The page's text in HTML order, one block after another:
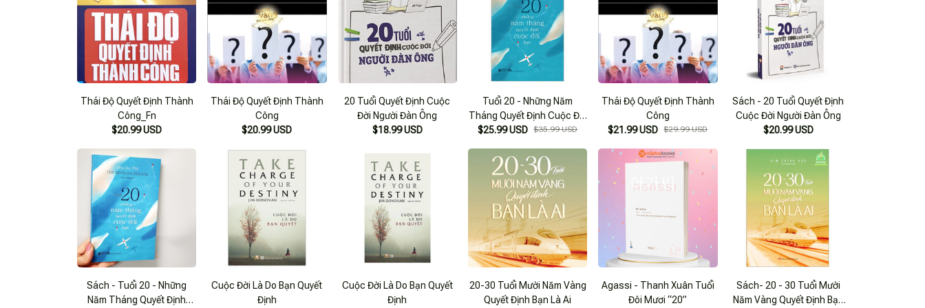
Thái Độ Quyết Định Thành
Công_Fn
$20.99 USD
Thái Độ Quyết Định Thành
Công
$20.99 USD
20 Tuổi Quyết Định Cuộc
Đời Người Đàn Ông
$18.99 USD
Tuổi 20 - Những Năm
Tháng Quyết Định Cuộc Đời
Bạn (Tái Bản 2018)
$25.99 USD $35.99 USD
Thái Độ Quyết Định Thành
Công
$21.99 USD
$29.99 USD
Sách - 20 Tuổi Quyết Định
Cuộc Đời Người Đàn Ông
$20.99 USD
Sách - Tuổi 20 - Những
Năm Tháng Quyết Định
Cuộc Đời Là Do Bạn Quyết
Định
Cuộc Đời Là Do Bạn Quyết
Định
20-30 Tuổi Mười Năm Vàng
Quyết Định Bạn Là Ai
Agassi - Thanh Xuân Tuổi
Đôi Mươi “20”
Sách- 20 - 30 Tuổi Mười
Năm Vàng Quyết Định Bạn